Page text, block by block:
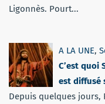
Ligonnès. Pourt...
A LA UNE,
C’est quoi
est diffusé
Depuis quelques jours,